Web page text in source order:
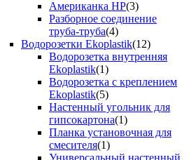
Американка НР(3)
Разборное соединение
труба-труба(4)
Водорозетки Ekoplastik(12)
Водорозетка внутренняя
Ekoplastik(1)
Водорозетка с креплением
Ekoplastik(5)
Настенный угольник для
гипсокартона(1)
Планка установочная для
смесителя(1)
Универсальный настенный